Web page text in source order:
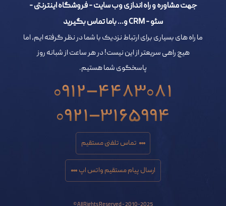
جهت مشاوره و راه اندازی وب سایت - فروشگاه اینترنتی -
سئو - CRM و... باما تماس بگیرید
ما راه های بسیاری برای ارتباط نزدیک با شما در نظر گرفته ایم، اما
هیچ راهی سریعتر از این نیست! در هر ساعت از شبانه روز
پاسخگوی شما هستیم.
0912-4483081
0921-3165994
تماس تلفنی مستقیم
ارسال پیام مستقیم واتس اپ